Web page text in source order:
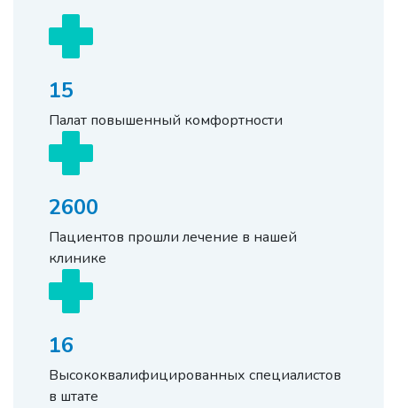
15
Палат повышенный комфортности
2600
Пациентов прошли лечение в нашей
клинике
16
Высококвалифицированных специалистов
в штате